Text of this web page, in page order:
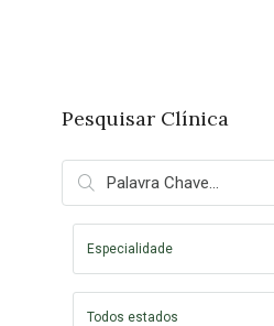
Pesquisar Clínica
Especialidade
Todos estados